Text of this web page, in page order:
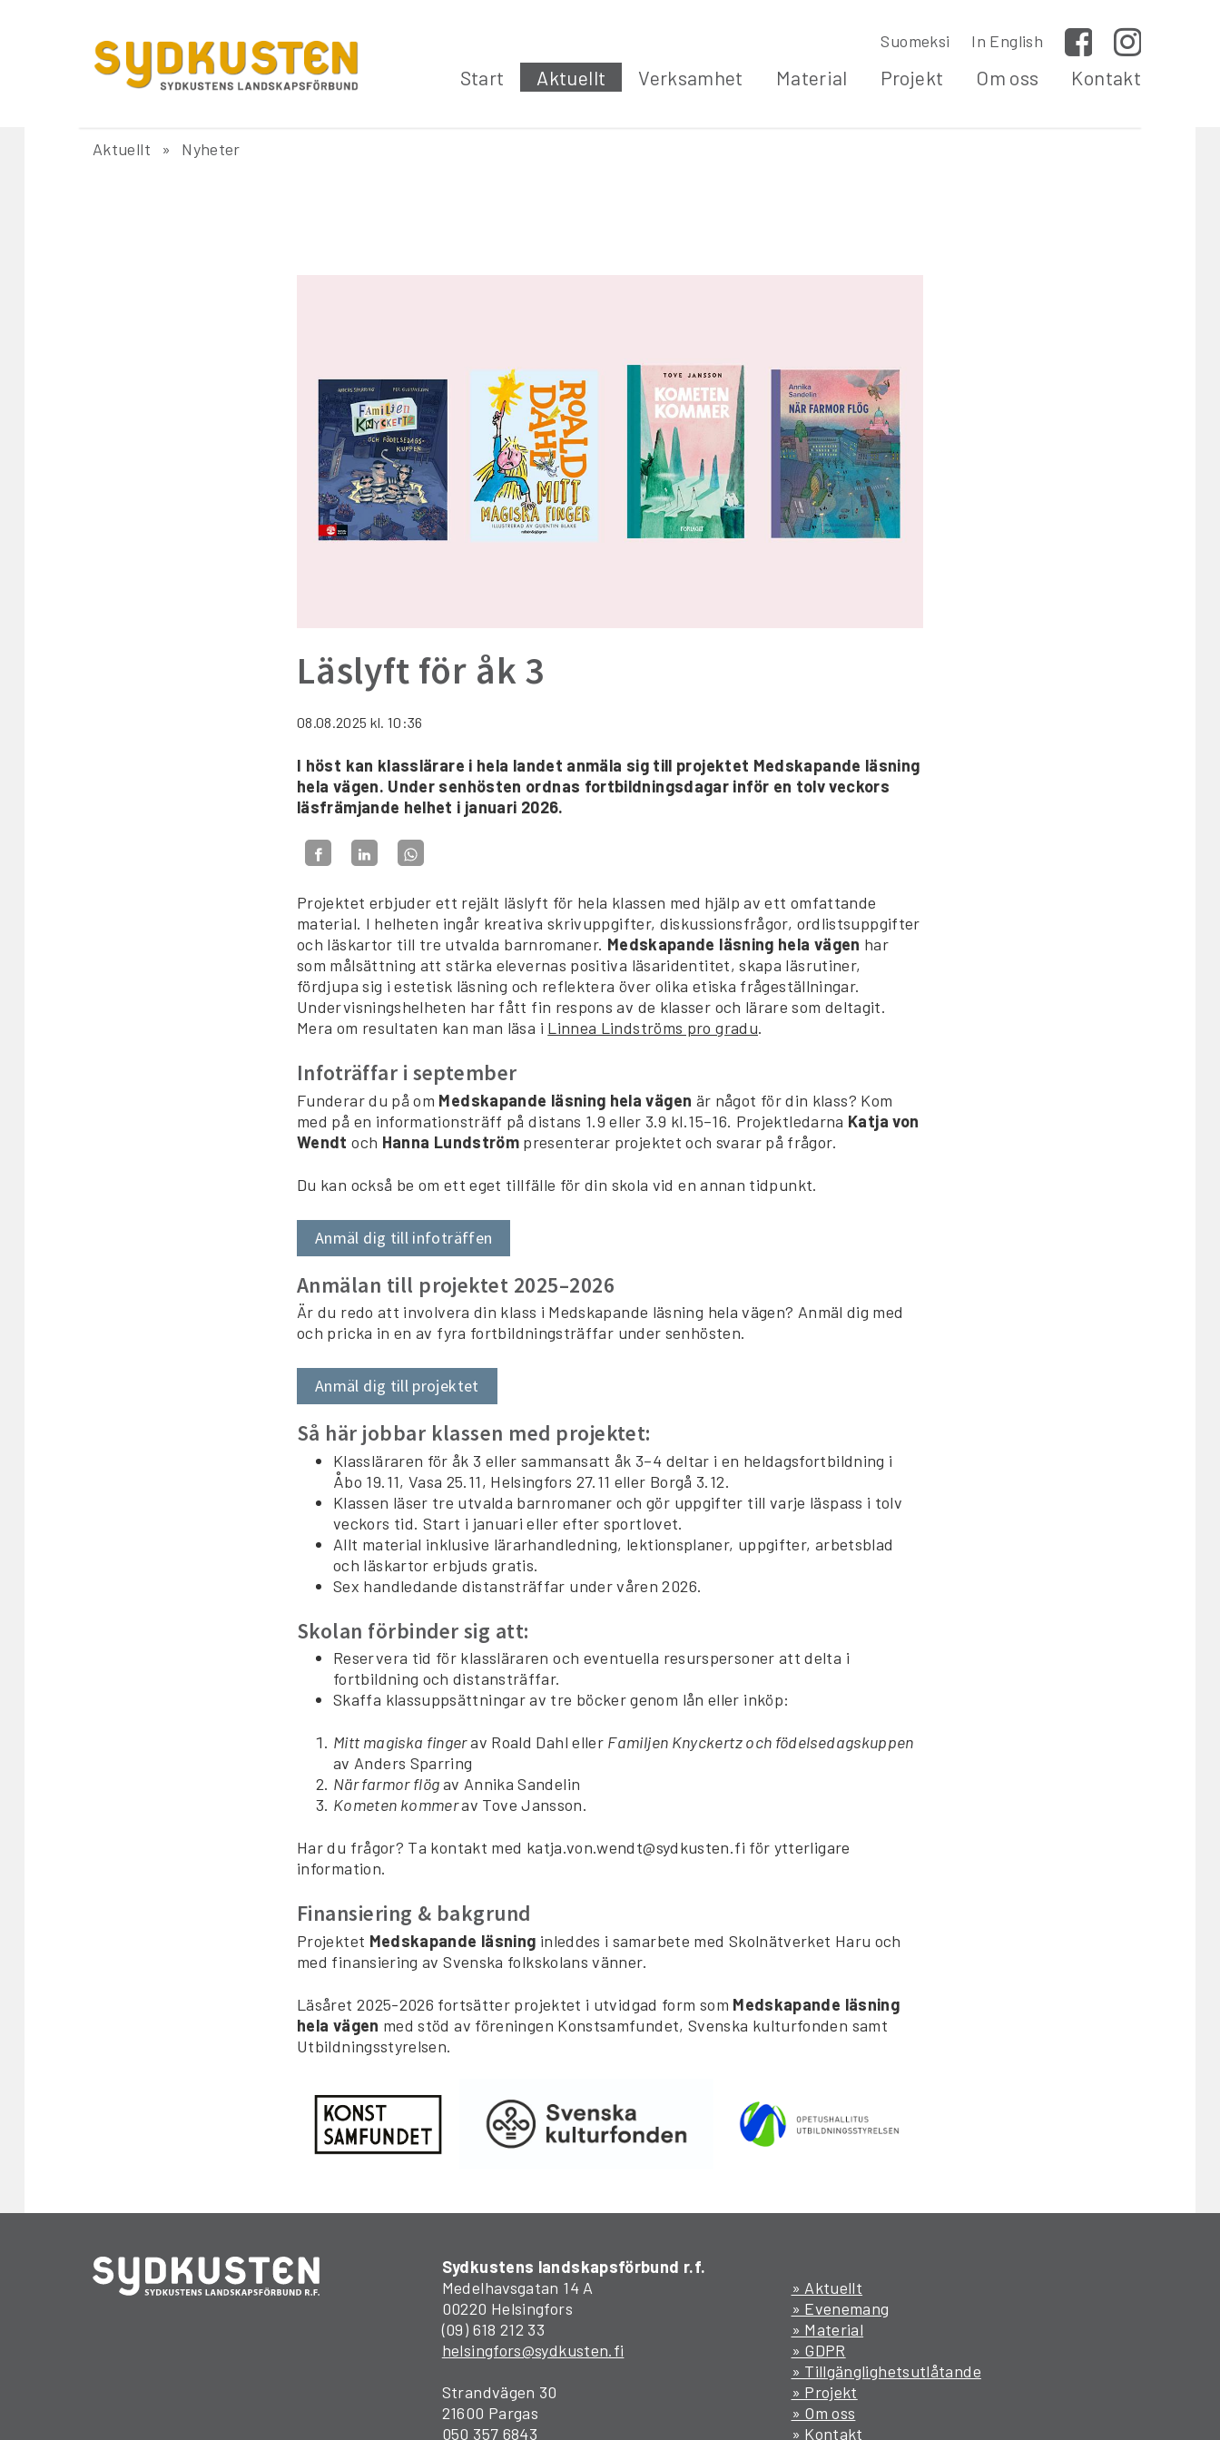
Suomeksi In English Facebook
Start Aktuellt Verksamhet Material Projekt Om oss Kontakt
Aktuellt Nyheter
Läslyft för åk 3
08.08.2025 kl. 10:36
I höst kan klasslärare i hela landet anmäla sig till projektet Medskapande läsning
hela vägen. Under senhösten ordnas fortbildningsdagar inför en tolv veckors
läsfrämjande helhet i januari 2026.
Projektet erbjuder ett rejält läslyft för hela klassen med hjälp av ett omfattande
material. I helheten ingår kreativa skrivuppgifter, diskussionsfrågor, ordlistsuppgifter
och läskartor till tre utvalda barnromaner. Medskapande läsning hela vägen har
som målsättning att stärka elevernas positiva läsaridentitet, skapa läsrutiner,
fördjupa sig i estetisk läsning och reflektera över olika etiska frågeställningar.
Undervisningshelheten har fått fin respons av de klasser och lärare som deltagit.
Mera om resultaten kan man läsa i Linnea Lindströms pro gradu.
Infoträffar i september
Funderar du på om Medskapande läsning hela vägen är något för din klass? Kom
med på en informationsträff på distans 1.9 eller 3.9 kl.15–16. Projektledarna Katja von
Wendtoch Hanna Lundström presenterar projektet och svarar på frågor.
Du kan också be om ett eget tillfälle för din skola vid en annan tidpunkt.
Anmäl dig till infoträffen
Anmälan till projektet 2025–2026
Är du redo att involvera din klass i Medskapande läsning hela vägen? Anmäl dig med
och pricka in en av fyra fortbildningsträffar under senhösten.
Anmäl dig till projektet
Så här jobbar klassen med projektet:
Klassläraren för åk 3 eller sammansatt åk 3–4 deltar i en heldagsfortbildning i
Åbo 19.11, Vasa 25.11, Helsingfors 27.11 eller Borgå 3.12.
Klassen läser tre utvalda barnromaner och gör uppgifter till varje läspass i tolv
veckors tid. Start i januari eller efter sportlovet.
Allt material inklusive lärarhandledning, lektionsplaner, uppgifter, arbetsblad
och läskartor erbjuds gratis.
Sex handledande distansträffar under våren 2026.
Skolan förbinder sig att:
Reservera tid för klassläraren och eventuella resurspersoner att delta i
fortbildning och distansträffar.
Skaffa klassuppsättningar av tre böcker genom lån eller inköp:
Mitt magiska fingerav Roald Dahl eller Familjen Knyckertz och födelsedagskuppen
av Anders Sparring
När farmor flögav Annika Sandelin
Kometen kommerav Tove Jansson.
Har du frågor? Ta kontakt med katja.von.wendt@sydkusten.fi för ytterligare
information.
Finansiering & bakgrund
Projektet Medskapande läsning inleddes i samarbete med Skolnätverket Haru och
med finansiering av Svenska folkskolans vänner.
Läsåret 2025-2026 fortsätter projektet i utvidgad form som Medskapande läsning
hela vägen med stöd av föreningen Konstsamfundet, Svenska kulturfonden samt
Utbildningsstyrelsen.
Sydkustens landskapsförbund r.f.
Medelhavsgatan 14 A
00220 Helsingfors
(09) 618 212 33
helsingfors@sydkusten.fi
Strandvägen 30
21600 Pargas
050 357 6843
» Aktuellt
» Evenemang
» Material
» GDPR
» Tillgänglighetsutlåtande
» Projekt
» Om oss
» Kontakt